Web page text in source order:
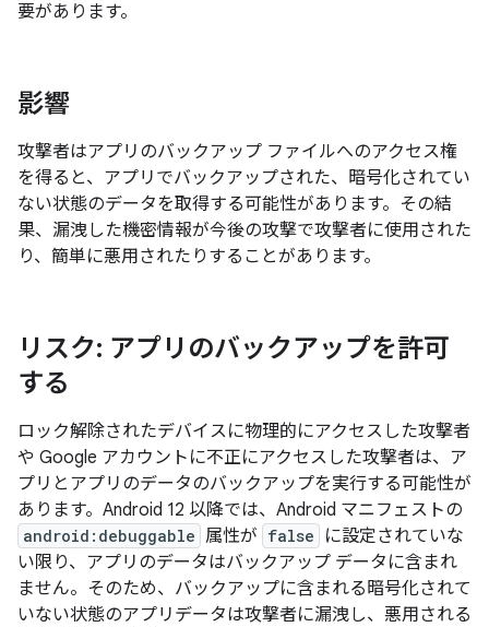
要があります。
影響
攻撃者はアプリのバックアップ ファイルへのアクセス権
を得ると、アプリでバックアップされた、暗号化されてい
ない状態のデータを取得する可能性があります。その結
果、漏洩した機密情報が今後の攻撃で攻撃者に使用された
り、簡単に悪用されたりすることがあります。
リスク: アプリのバックアップを許可
する
ロック解除されたデバイスに物理的にアクセスした攻撃者
や Google アカウントに不正にアクセスした攻撃者は、ア
プリとアプリのデータのバックアップを実行する可能性が
あります。Android 12 以降では、Android マニフェストの
android:debuggable 属性が false
に設定されていな
い限り、アプリのデータはバックアップ データに含まれ
ません。そのため、バックアップに含まれる暗号化されて
いない状態のアプリデータは攻撃者に漏洩し、悪用される